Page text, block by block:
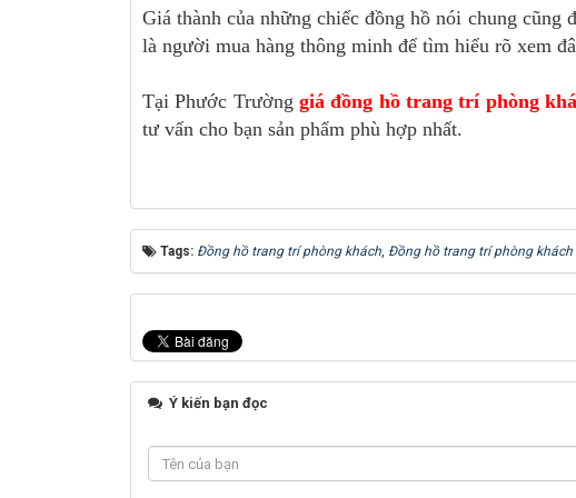
Giá thành của những chiếc đồng hồ nói chung
là người mua hàng thông minh để tìm hiểu rõ xem
Tại Phước Trường giá đồng hồ trang trí phòng
tư vấn cho bạn sản phẩm phù hợp nhất.
Tags: Đồng hồ trang trí phòng khách, Đồng hồ trang trí phòng khách
Ý kiến bạn đọc